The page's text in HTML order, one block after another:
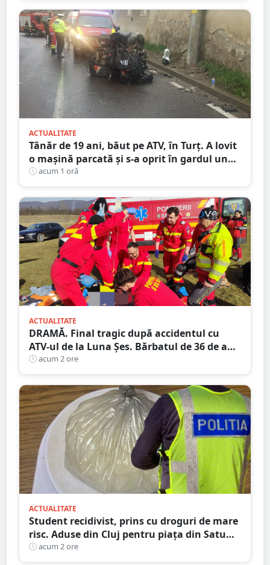
ACTUALITATE
Tânăr de 19 ani, băut pe ATV, în Turț. A lovit
o mașină parcată și s-a oprit în gardul unei
caseacum 1 oră
ACTUALITATE
DRAMĂ. Final tragic după accidentul cu
ATV-ul de la Luna Șes. Bărbatul de 36 de ani
a murit la spital
acum 2 ore
ACTUALITATE
Student recidivist, prins cu droguri de mare
risc. Aduse din Cluj pentru piața din Satu
Mare
acum 2 ore